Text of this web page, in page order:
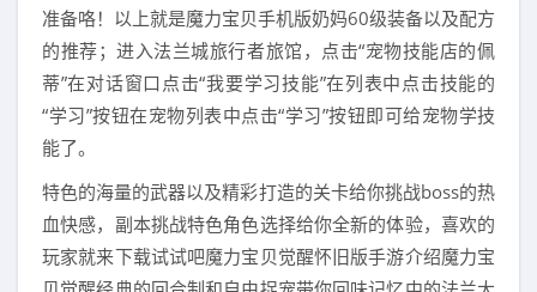
准备咯！以上就是魔力宝贝手机版奶妈60级装备以及配方
的推荐；进入法兰城旅行者旅馆，点击“宠物技能店的佩
蒂”在对话窗口点击“我要学习技能”在列表中点击技能的
“学习”按钮在宠物列表中点击“学习”按钮即可给宠物学技
能了。
特色的海量的武器以及精彩打造的关卡给你挑战boss的热
血快感，副本挑战特色角色选择给你全新的体验，喜欢的
玩家就来下载试试吧魔力宝贝觉醒怀旧版手游介绍魔力宝